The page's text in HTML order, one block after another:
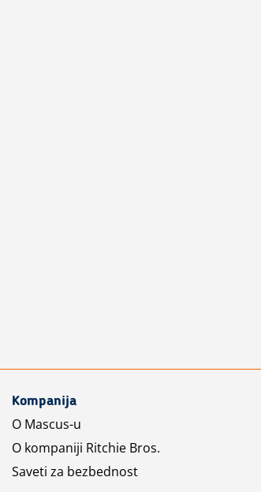
Kompanija
O Mascus-u
O kompaniji Ritchie Bros.
Saveti za bezbednost